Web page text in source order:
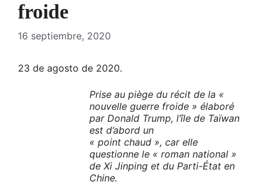
froide
16 septiembre, 2020
23 de agosto de 2020.
Prise au piège du récit de la «
nouvelle guerre froide » élaboré
par Donald Trump, l’île de Taïwan
est d’abord un
« point chaud », car elle
questionne le « roman national »
de Xi Jinping et du Parti-État en
Chine.